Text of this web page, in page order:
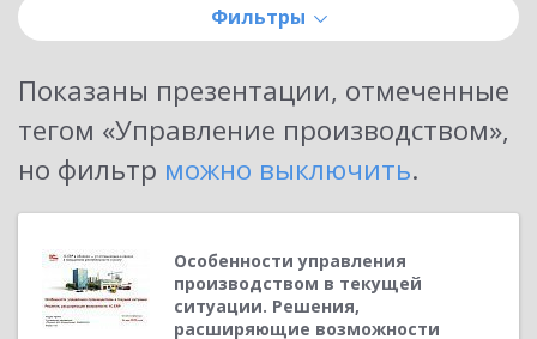
Фильтры
Показаны презентации, отмеченные
тегом «Управление производством»,
но фильтр можно выключить.
Особенности управления
производством в текущей
ситуации. Решения,
расширяющие возможности